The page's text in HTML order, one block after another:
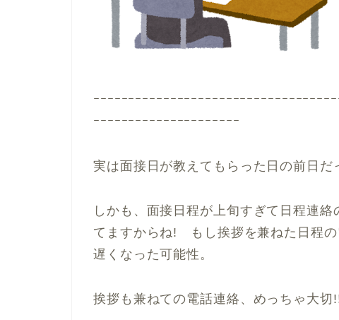
ｰｰｰｰｰｰｰｰｰｰｰｰｰｰｰｰｰｰｰｰｰｰｰｰｰｰｰｰｰｰｰｰｰｰ
ｰｰｰｰｰｰｰｰｰｰｰｰｰｰｰｰｰｰｰｰｰ
実は面接日が教えてもらった日の前日だ
しかも、面接日程が上旬すぎて日程連
てますからね! もし 挨拶を兼ねた日程
遅くなった可能性。
挨拶も兼ねての電話連絡、めっちゃ大切